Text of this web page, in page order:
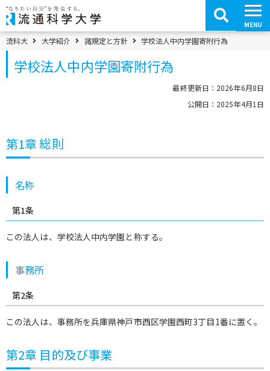
コ
ン
テ
ン
ツ
へ
移
MENU
パンくずメニュー
流科大 大学紹介 諸規定と方針 学校法人中内学園寄附行為
学校法人中内学園寄附行為
最終更新日：2026年6月8日
公開日：2025年4月1日
第1章 総則
名称
第1条
この法人は、学校法人中内学園と称する。
事務所
第2条
この法人は、事務所を兵庫県神戸市西区学園西町3丁目1番に置く。
第2章 目的及び事業